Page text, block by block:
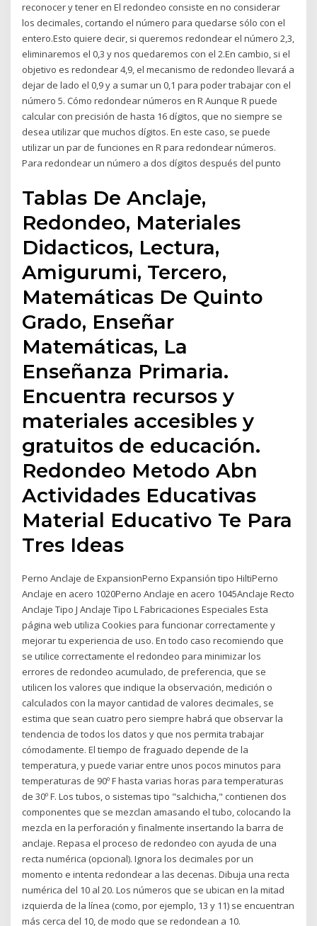
reconocer y tener en El redondeo consiste en no considerar
los decimales, cortando el número para quedarse sólo con el
entero.Esto quiere decir, si queremos redondear el número 2,3,
eliminaremos el 0,3 y nos quedaremos con el 2.En cambio, si el
objetivo es redondear 4,9, el mecanismo de redondeo llevará a
dejar de lado el 0,9 y a sumar un 0,1 para poder trabajar con el
número 5. Cómo redondear números en R Aunque R puede
calcular con precisión de hasta 16 dígitos, que no siempre se
desea utilizar que muchos dígitos. En este caso, se puede
utilizar un par de funciones en R para redondear números.
Para redondear un número a dos dígitos después del punto
Tablas De Anclaje,
Redondeo, Materiales
Didacticos, Lectura,
Amigurumi, Tercero,
Matemáticas De Quinto
Grado, Enseñar
Matemáticas, La
Enseñanza Primaria.
Encuentra recursos y
materiales accesibles y
gratuitos de educación.
Redondeo Metodo Abn
Actividades Educativas
Material Educativo Te Para
Tres Ideas
Perno Anclaje de ExpansionPerno Expansión tipo HiltiPerno
Anclaje en acero 1020Perno Anclaje en acero 1045Anclaje Recto
Anclaje Tipo J Anclaje Tipo L Fabricaciones Especiales Esta
página web utiliza Cookies para funcionar correctamente y
mejorar tu experiencia de uso. En todo caso recomiendo que
se utilice correctamente el redondeo para minimizar los
errores de redondeo acumulado, de preferencia, que se
utilicen los valores que indique la observación, medición o
calculados con la mayor cantidad de valores decimales, se
estima que sean cuatro pero siempre habrá que observar la
tendencia de todos los datos y que nos permita trabajar
cómodamente. El tiempo de fraguado depende de la
temperatura, y puede variar entre unos pocos minutos para
temperaturas de 90º F hasta varias horas para temperaturas
de 30º F. Los tubos, o sistemas tipo "salchicha," contienen dos
componentes que se mezclan amasando el tubo, colocando la
mezcla en la perforación y finalmente insertando la barra de
anclaje. Repasa el proceso de redondeo con ayuda de una
recta numérica (opcional). Ignora los decimales por un
momento e intenta redondear a las decenas. Dibuja una recta
numérica del 10 al 20. Los números que se ubican en la mitad
izquierda de la línea (como, por ejemplo, 13 y 11) se encuentran
más cerca del 10, de modo que se redondean a 10.